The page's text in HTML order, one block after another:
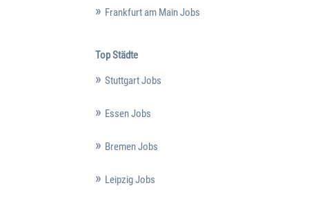
Frankfurt am Main Jobs
Top Städte
Stuttgart Jobs
Essen Jobs
Bremen Jobs
Leipzig Jobs